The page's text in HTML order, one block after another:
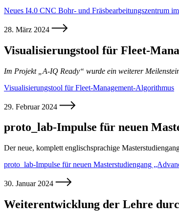
Neues I4.0 CNC Bohr- und Fräsbearbeitungszentrum
28. März 2024
Visualisierungstool für Fleet-
Im Projekt „A-IQ Ready“ wurde ein weiterer
Visualisierungstool für Fleet-Management-Algorithmus
29. Februar 2024
proto_lab-Impulse für neuen
Der neue, komplett englischsprachige
proto_lab-Impulse für neuen Masterstudiengang
30. Januar 2024
Weiterentwicklung der Lehre